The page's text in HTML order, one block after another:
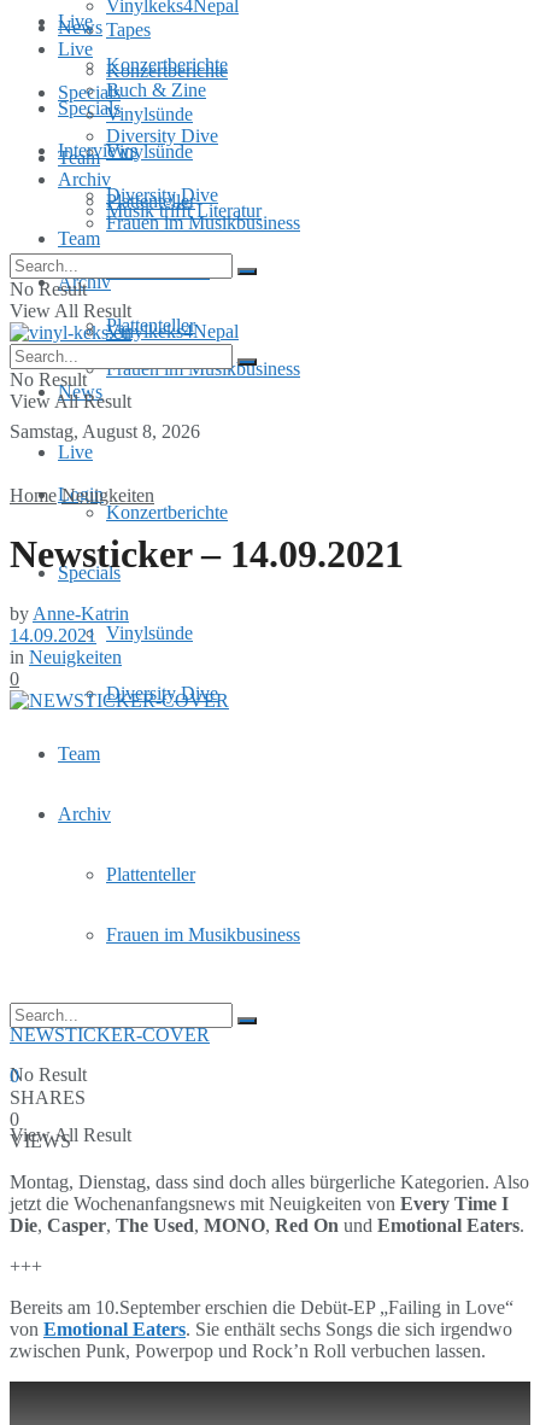
Live
Konzertberichte
Specials
Vinylsünde
Diversity Dive
Team
Archiv
Plattenteller
Frauen im Musikbusiness
Samstag, August 8, 2026
Login
Tapes
Buch & Zine
Interviews
Musik trifft Literatur
Vinylkeks4Nepal
News
Live
Konzertberichte
Specials
Vinylsünde
Diversity Dive
Team
Archiv
Plattenteller
Frauen im Musikbusiness
No Result
View All Result
Vinylkeks4Nepal
News
Live
Konzertberichte
Specials
Vinylsünde
Diversity Dive
Team
Archiv
Plattenteller
Frauen im Musikbusiness
No Result
View All Result
No Result
View All Result
Home Neuigkeiten
Newsticker – 14.09.2021
by Anne-Katrin
14.09.2021
in Neuigkeiten
0
NEWSTICKER-COVER
0
SHARES
0
VIEWS
Montag, Dienstag, dass sind doch alles bürgerliche Kategorien. Also
jetzt die Wochenanfangsnews mit Neuigkeiten von Every Time I
Die, Casper, The Used, MONO, Red On und Emotional Eaters.
+++
Bereits am 10.September erschien die Debüt-EP „Failing in Love“
von Emotional Eaters. Sie enthält sechs Songs die sich irgendwo
zwischen Punk, Powerpop und Rock’n Roll verbuchen lassen.